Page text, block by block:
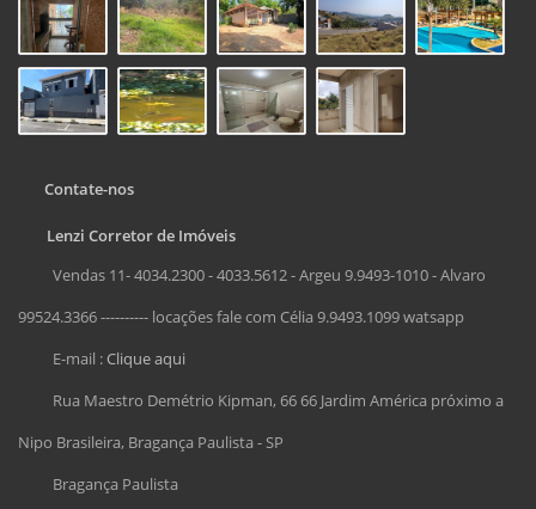
Contate-nos
Lenzi Corretor de Imóveis
Vendas 11- 4034.2300 - 4033.5612 - Argeu 9.9493-1010 - Alvaro
99524.3366 ---------- locações fale com Célia 9.9493.1099 watsapp
E-mail :Clique aqui
Rua Maestro Demétrio Kipman, 66 66 Jardim América próximo a
Nipo Brasileira, Bragança Paulista - SP
Bragança Paulista